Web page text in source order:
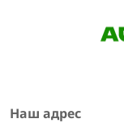
Наш адрес